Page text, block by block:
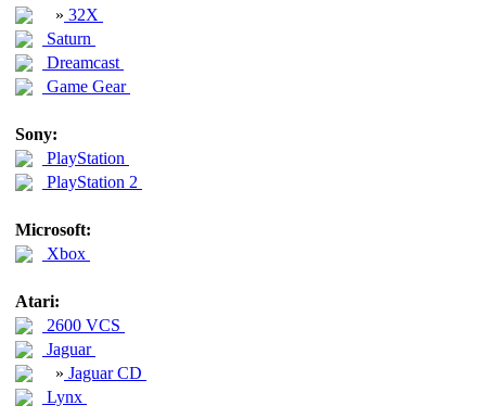
» 32X
Saturn
Dreamcast
Game Gear
Sony:
PlayStation
PlayStation 2
Microsoft:
Xbox
Atari:
2600 VCS
Jaguar
» Jaguar CD
Lynx